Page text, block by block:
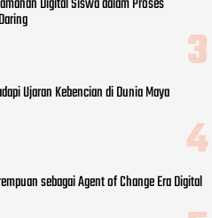
Ujaran Kebencian di Dunia Maya
sebagai Agent of Change Era Digital